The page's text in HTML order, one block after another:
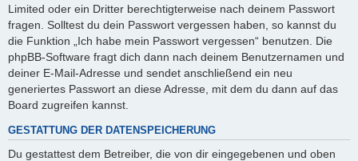
Limited oder ein Dritter berechtigterweise nach deinem Passwort
fragen. Solltest du dein Passwort vergessen haben, so kannst du
die Funktion „Ich habe mein Passwort vergessen“ benutzen. Die
phpBB-Software fragt dich dann nach deinem Benutzernamen und
deiner E-Mail-Adresse und sendet anschließend ein neu
generiertes Passwort an diese Adresse, mit dem du dann auf das
Board zugreifen kannst.
GESTATTUNG DER DATENSPEICHERUNG
Du gestattest dem Betreiber, die von dir eingegebenen und oben